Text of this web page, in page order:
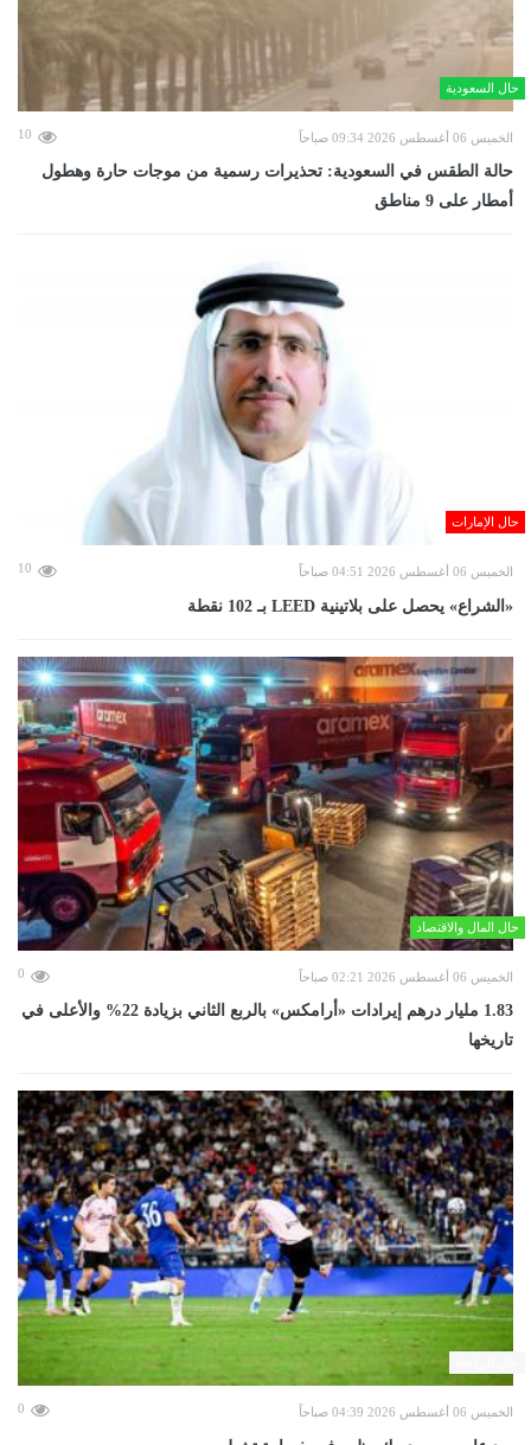
حال السعودية
الخميس 06 أغسطس 2026 09:34 صباحاً 10
حالة الطقس في السعودية: تحذيرات رسمية من موجات حارة وهطول
أمطار على 9 مناطق
حال الإمارات
الخميس 06 أغسطس 2026 04:51 صباحاً 10
«الشراع» يحصل على بلاتينية LEED بـ 102 نقطة
حال المال والاقتصاد
الخميس 06 أغسطس 2026 02:21 صباحاً 0
‏1.83 مليار درهم إيرادات «أرامكس» بالربع الثاني بزيادة 22% والأعلى في
تاريخها
الخميس 06 أغسطس 2026 04:39 صباحاً 0